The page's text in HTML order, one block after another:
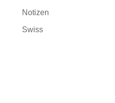
Notizen
Swiss